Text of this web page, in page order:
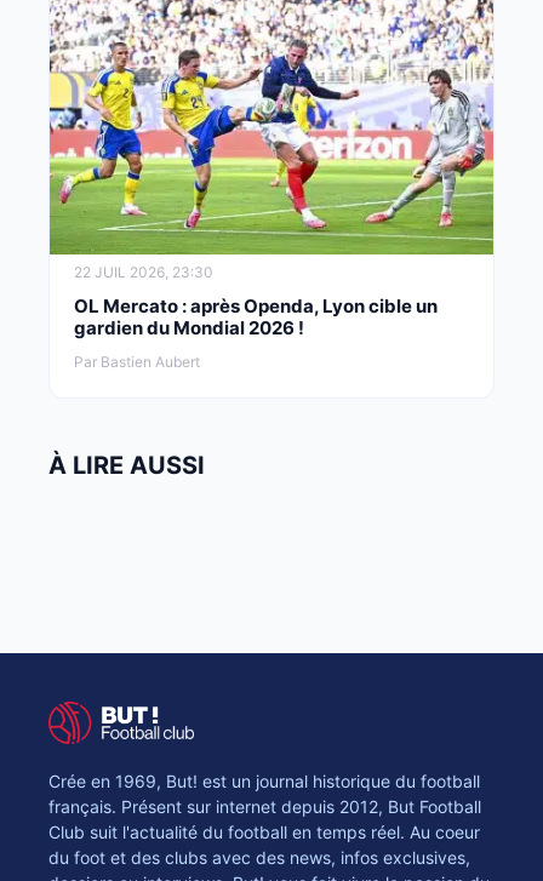
22 JUIL 2026, 23:30
OL Mercato : après Openda, Lyon cible un
gardien du Mondial 2026 !
Par Bastien Aubert
À LIRE AUSSI
Crée en 1969, But! est un journal historique du football
français. Présent sur internet depuis 2012, But Football
Club suit l'actualité du football en temps réel. Au coeur
du foot et des clubs avec des news, infos exclusives,